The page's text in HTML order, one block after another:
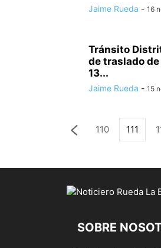
Jaime Rueda - 16
Tránsito
de traslado
13...
Jaime Rueda - 15
110 111
SOBRE